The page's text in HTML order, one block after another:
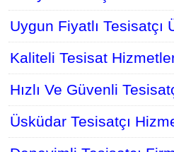
Uygun Fiyatlı Tesisatçı
Kaliteli Tesisat
Hızlı Ve Güvenli
Üsküdar Tesisatçı